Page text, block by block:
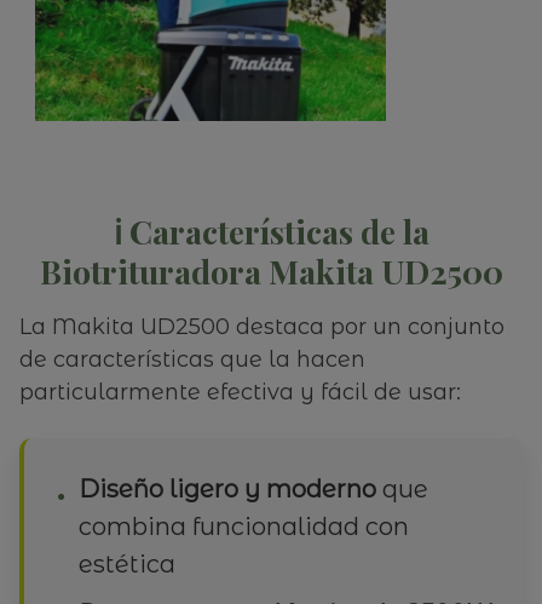
ℹ️ Características de la
Biotrituradora Makita UD2500
La Makita UD2500 destaca por un conjunto
de características que la hacen
particularmente efectiva y fácil de usar:
Diseño ligero y moderno que
combina funcionalidad con
estética